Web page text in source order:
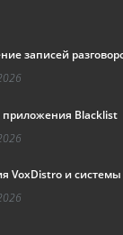
записей
приложения Blacklist
VoxDistro и